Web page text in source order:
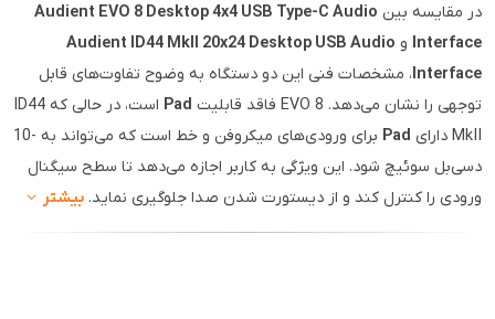
در مقایسه بین Audient EVO 8 Desktop 4x4 USB Type-C Audio
Interface و Audient ID44 MkII 20x24 Desktop USB Audio
Interface، مشخصات فنی این دو دستگاه به وضوح تفاوت‌های قابل
توجهی را نشان می‌دهد. EVO 8 فاقد قابلیت
Pad
است، در حالی که ID44
MkII دارای
Pad
برای ورودی‌های میکروفن و خط است که می‌تواند به -10
دسی‌بل سوئیچ شود. این ویژگی به کاربر اجازه می‌دهد تا سطح سیگنال
ورودی را کنترل کند و از دیستورت شدن صدا جلوگیری نماید. بیشتر